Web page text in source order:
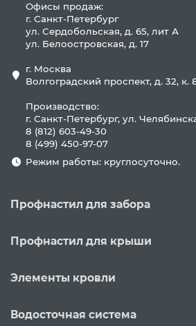
Офисы продаж:
г. Санкт-Петербург
ул. Сердобольская, д. 65, лит А
ул. Белоостровская, д. 17
г. Москва
Волгоградский проспект, д. 32, к.
Производство:
г. Санкт-Петербург, ул.
8 (812) 603-49-30
8 (499) 450-97-07
Режим работы: круглосуточно.
Профнастил для забора
Профнастил для крыши
Элементы кровли
Водосточная система